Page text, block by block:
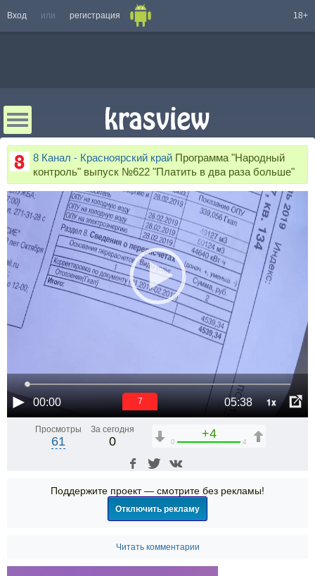
Вход или регистрация 18+
8 Канал - Красноярский край Программа "Народный
контроль" выпуск №622 "Платить в два раза больше"
00:00 05:38 1x
6
Просмотры
61
За сегодня
0
+4
0 4
Поддержите проект — смотрите без рекламы!
Отключить рекламу
Читать комментарии